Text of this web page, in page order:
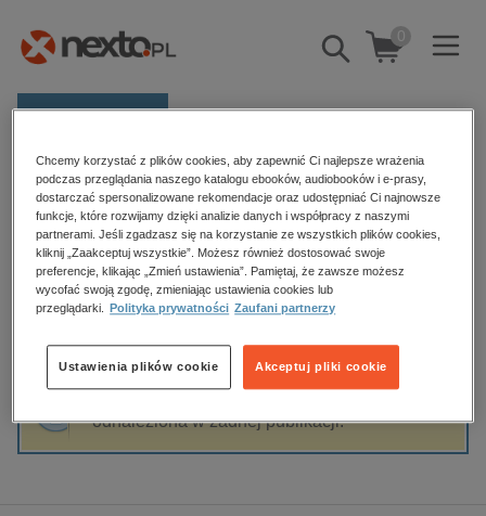
Pokaż/schowaj
wyszukiwarkę
0
E-prasa
Kategorie
Zobacz wszystkie E-prasa
budownictwo, aranżacja wnętrz
biznesowe, branżowe, gospodarka
edukacja
hobby, sport, rozrywka
komputery, internet, technologie, informatyka
Strona główna Dominik Hryszkiewicz
Dominik Hryszkiewicz
Sortowanie Filtrowanie
odnaleziona w żadnej publikacji.
Chcemy korzystać z plików cookies, aby zapewnić Ci najlepsze wrażenia
podczas przeglądania naszego katalogu ebooków, audiobooków i e-prasy,
dostarczać spersonalizowane rekomendacje oraz udostępniać Ci najnowsze
funkcje, które rozwijamy dzięki analizie danych i współpracy z naszymi
partnerami. Jeśli zgadzasz się na korzystanie ze wszystkich plików cookies,
kliknij „Zaakceptuj wszystkie”. Możesz również dostosować swoje
preferencje, klikając „Zmień ustawienia”. Pamiętaj, że zawsze możesz
wycofać swoją zgodę, zmieniając ustawienia cookies lub
przeglądarki.
Polityka prywatności Zaufani partnerzy
Akceptuj pliki cookie
Ustawienia plików cookie